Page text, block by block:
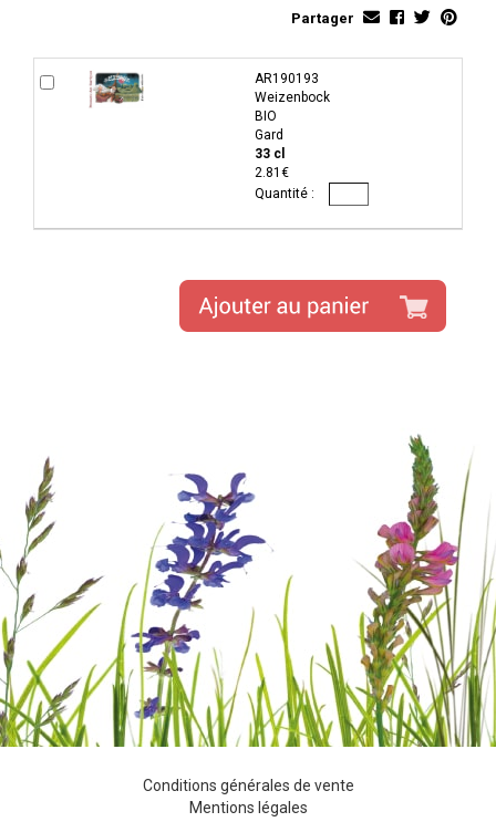
Partager
AR190193
Weizenbock
BIO
Gard
33 cl
2.81€
Conditions générales de vente
Mentions légales